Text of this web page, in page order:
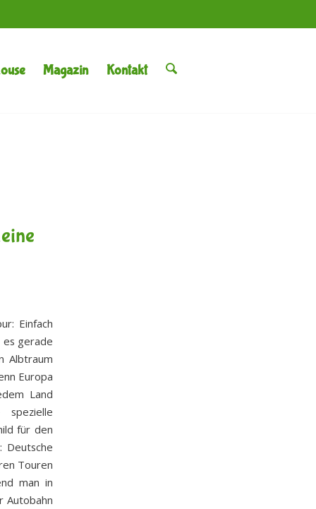
Magazin Kontakt
Einfach
gerade
Albtraum
Europa
Land
für den
Deutsche
Touren
man in
Autobahn